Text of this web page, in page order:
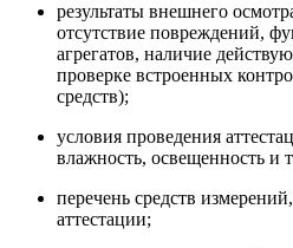
результаты внешнего
отсутствие повреждений,
агрегатов, наличие
проверке встроенных
средств);
условия проведения
влажность, освещенность и
перечень средств
аттестации;